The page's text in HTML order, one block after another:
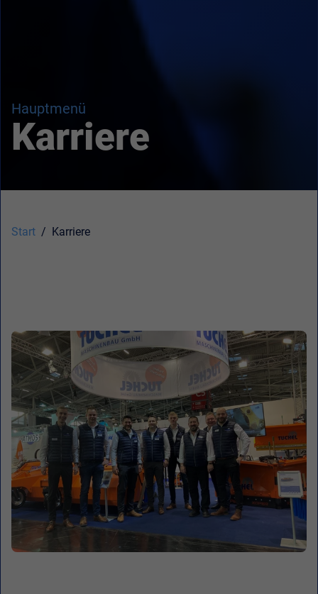
Hauptmenü
Karriere
Start Karriere